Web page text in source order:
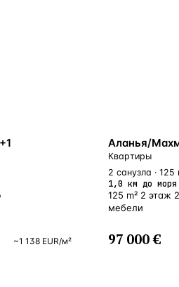
~1 138 EUR/м²
БЛИЗКО К МОРЮ
Аланья/
Квартиры
2 санузла · 125
1,0 км до моря
125 m² 2 этаж
мебели
97 000 €